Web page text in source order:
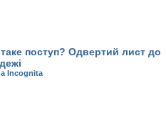
поступ? Одвертий лист до
Incognita